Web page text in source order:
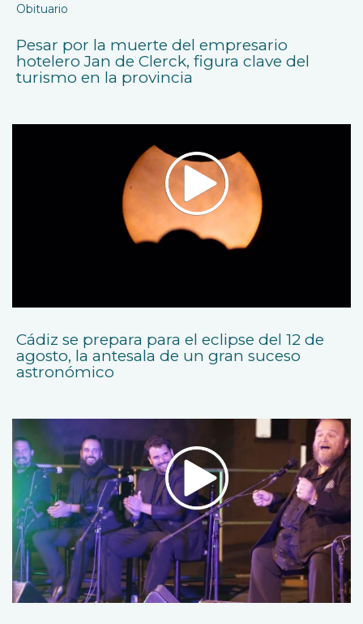
Obituario
Pesar por la muerte del empresario
hotelero Jan de Clerck, figura clave del
turismo en la provincia
Cádiz se prepara para el eclipse del 12 de
agosto, la antesala de un gran suceso
astronómico